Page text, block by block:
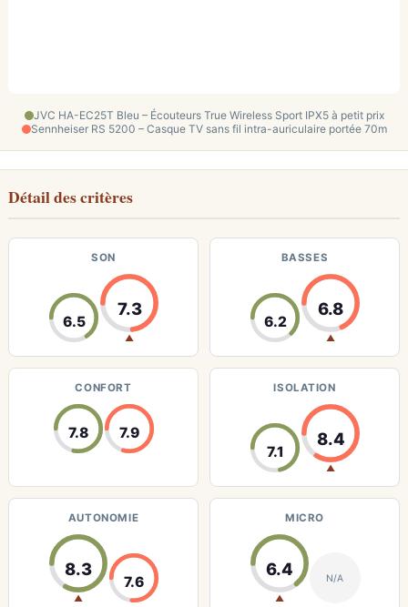
JVC HA-EC25T Bleu – Écouteurs True Wireless Sport IPX5 à petit prix
Sennheiser RS 5200 – Casque TV sans fil intra-auriculaire portée 70m
Détail des critères
SON
6.5
7.3
▲
BASSES
6.2
6.8
▲
CONFORT
7.8 7.9
ISOLATION
7.1
8.4
▲
AUTONOMIE
8.3
▲
7.6
MICRO
6.4
▲
N/A